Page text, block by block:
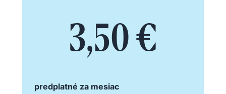
3,50 €
predplatné za mesiac